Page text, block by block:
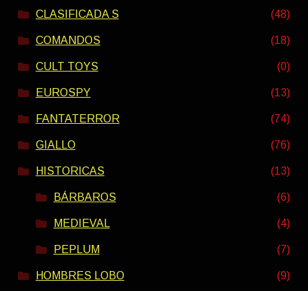
CLASIFICADA S (48)
COMANDOS (18)
CULT TOYS (0)
EUROSPY (13)
FANTATERROR (74)
GIALLO (76)
HISTORICAS (13)
BÁRBAROS (6)
MEDIEVAL (4)
PEPLUM (7)
HOMBRES LOBO (9)